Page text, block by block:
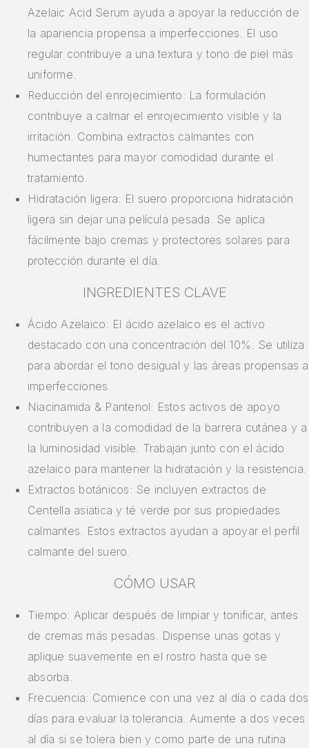
Azelaic Acid Serum ayuda a apoyar la reducción de
la apariencia propensa a imperfecciones. El uso
regular contribuye a una textura y tono de piel más
uniforme.
Reducción del enrojecimiento: La formulación
contribuye a calmar el enrojecimiento visible y la
irritación. Combina extractos calmantes con
humectantes para mayor comodidad durante el
tratamiento.
Hidratación ligera: El suero proporciona hidratación
ligera sin dejar una película pesada. Se aplica
fácilmente bajo cremas y protectores solares para
protección durante el día.
INGREDIENTES CLAVE
Ácido Azelaico: El ácido azelaico es el activo
destacado con una concentración del 10%. Se utiliza
para abordar el tono desigual y las áreas propensas a
imperfecciones.
Niacinamida & Pantenol: Estos activos de apoyo
contribuyen a la comodidad de la barrera cutánea y a
la luminosidad visible. Trabajan junto con el ácido
azelaico para mantener la hidratación y la resistencia.
Extractos botánicos: Se incluyen extractos de
Centella asiatica y té verde por sus propiedades
calmantes. Estos extractos ayudan a apoyar el perfil
calmante del suero.
CÓMO USAR
Tiempo: Aplicar después de limpiar y tonificar, antes
de cremas más pesadas. Dispense unas gotas y
aplique suavemente en el rostro hasta que se
absorba.
Frecuencia: Comience con una vez al día o cada dos
días para evaluar la tolerancia. Aumente a dos veces
al día si se tolera bien y como parte de una rutina